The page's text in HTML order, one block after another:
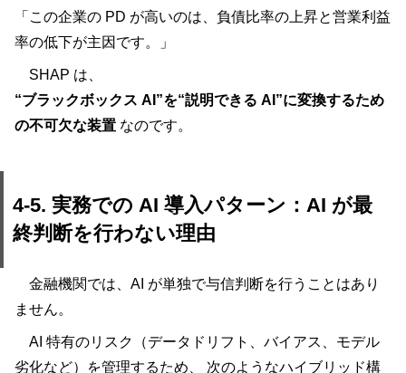
「この企業の PD が高いのは、負債比率の上昇と営業利益
率の低下が主因です。」
SHAP は、
“ブラックボックス AI”を“説明できる AI”に変換するため
の不可欠な装置 なのです。
4-5. 実務での AI 導入パターン：AI が最
終判断を行わない理由
金融機関では、AI が単独で与信判断を行うことはあり
ません。
AI 特有のリスク（データドリフト、バイアス、モデル
劣化など）を管理するため、 次のようなハイブリッド構